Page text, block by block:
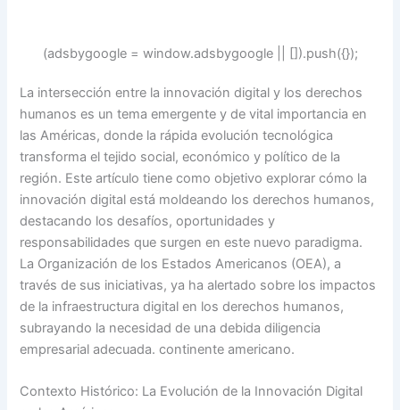
(adsbygoogle = window.adsbygoogle || []).push({});
La intersección entre la innovación digital y los derechos
humanos es un tema emergente y de vital importancia en
las Américas, donde la rápida evolución tecnológica
transforma el tejido social, económico y político de la
región. Este artículo tiene como objetivo explorar cómo la
innovación digital está moldeando los derechos humanos,
destacando los desafíos, oportunidades y
responsabilidades que surgen en este nuevo paradigma.
La Organización de los Estados Americanos (OEA), a
través de sus iniciativas, ya ha alertado sobre los impactos
de la infraestructura digital en los derechos humanos,
subrayando la necesidad de una debida diligencia
empresarial adecuada. continente americano.
Contexto Histórico: La Evolución de la Innovación Digital